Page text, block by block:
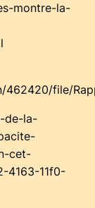
montre-la-
file/
de-la-
cet-
4163-11f0-